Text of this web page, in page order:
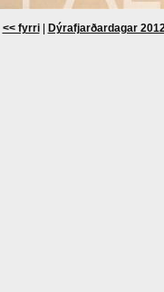
<< fyrri| Dýrafjarðardagar